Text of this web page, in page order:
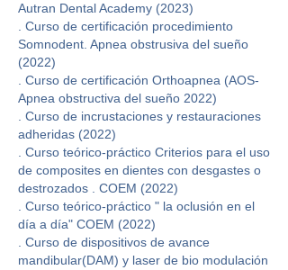
Autran Dental Academy (2023)
Curso de certificación procedimiento
Somnodent. Apnea obstrusiva del sueño
(2022)
Curso de certificación Orthoapnea (AOS-
Apnea obstructiva del sueño 2022)
Curso de incrustaciones y restauraciones
adheridas (2022)
. Curso teórico-práctico Criterios para el uso
de composites en dientes con desgastes o
destrozados . COEM (2022)
. Curso teórico-práctico " la oclusión en el
día a día" COEM (2022)
Curso de dispositivos de avance
mandibular(DAM) y laser de bio modulación